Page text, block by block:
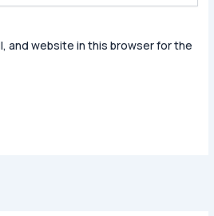
and website in this browser for the